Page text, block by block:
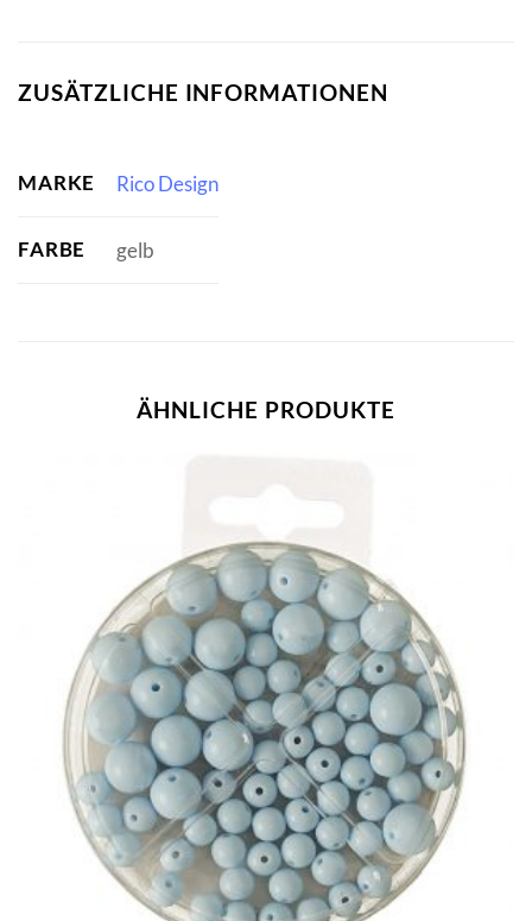
ZUSÄTZLICHE INFORMATIONEN
MARKE Rico Design
FARBE gelb
ÄHNLICHE PRODUKTE